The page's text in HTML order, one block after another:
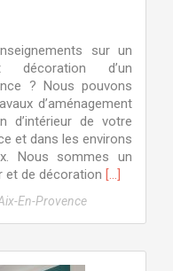
sur un
décoration d’un
? Nous pouvons
d’aménagement
d’intérieur de votre
et dans les environs
Nous sommes un
et de décoration En
[…]
En-Provence